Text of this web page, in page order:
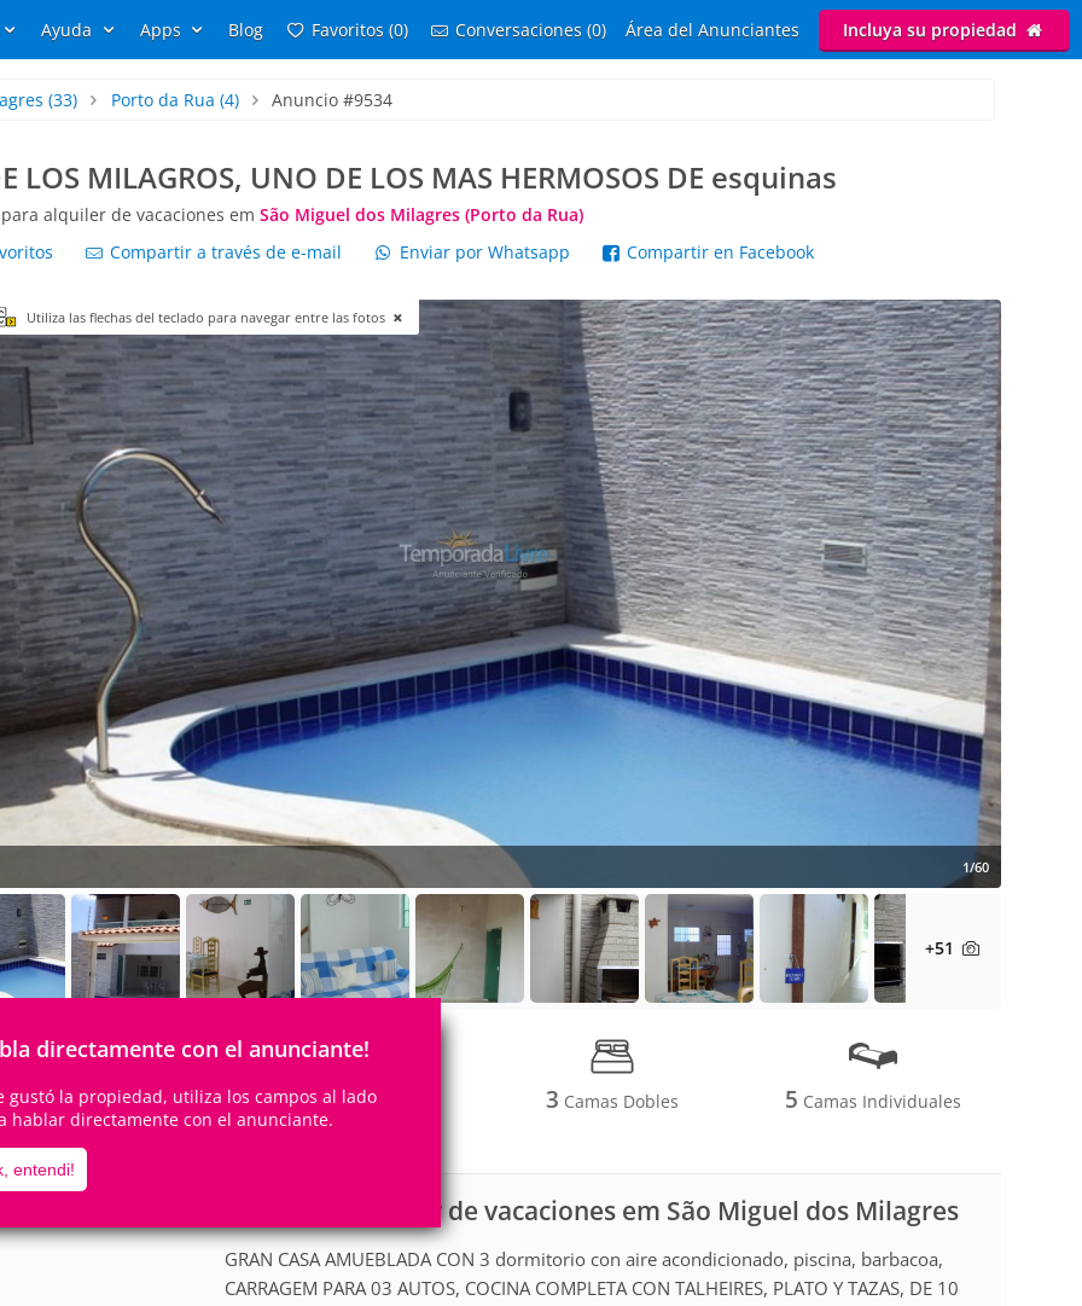
Ayuda Apps Blog Favoritos (0) Conversaciones (0) Área del Anunciantes Incluya su propiedad
(33) Porto da Rua (4) Anuncio #9534
LOS MILAGROS, UNO DE LOS MAS HERMOSOS DE esquinas
para alquiler de vacaciones em São Miguel dos Milagres (Porto da Rua)
Compartir a través de e-mail Enviar por Whatsapp Compartir en Facebook
directamente con el anunciante!
gustó la propiedad, utiliza los campos al lado
hablar directamente con el anunciante.
entendi!
Utiliza las flechas del teclado para navegar entre las fotos
1/60
+51
12Personas 3Cuartos
1
3 Camas Dobles 5 Camas Individuales
Casa para alquiler de vacaciones em São Miguel dos Milagres
GRAN CASA AMUEBLADA CON 3 dormitorio con aire acondicionado, piscina, barbacoa,
CARRAGEM PARA 03 AUTOS, COCINA COMPLETA CON TALHEIRES, PLATO Y TAZAS, DE 10